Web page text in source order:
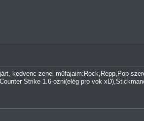
kedvenc zenei műfajaim:Rock,Repp,Pop
Strike 1.6-ozni(elég pro vok